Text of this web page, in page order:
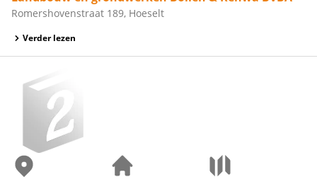
Romershovenstraat 189, Hoeselt
Verder lezen